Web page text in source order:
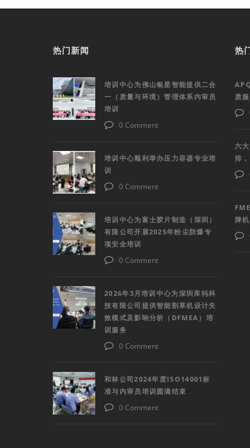
热门新闻
培训中心为佛山银星智能提供二合
一（质量与环境）管理体系内审员
培训
0 Comment
培训中心顺利举办压力容器专业培
训
0 Comment
培训中心为富士胶片制造（深圳）
有限公司开展2025年粉尘防爆专
项安全培训
0 Comment
2026年3月培训中心为深圳库犸科
技有限公司提供智能割草机设计失
效模式及影响分析（DFMEA）培
训服务
0 Comment
和林公司2024年度ISO14001标
准与内审员培训圆满结束
0 Comment
热
质
六
排
牌